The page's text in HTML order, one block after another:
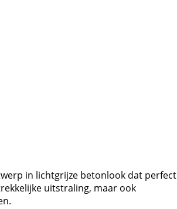
in lichtgrijze betonlook dat perfect
uitstraling, maar ook